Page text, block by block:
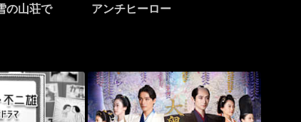
の山荘で アンチヒーロー